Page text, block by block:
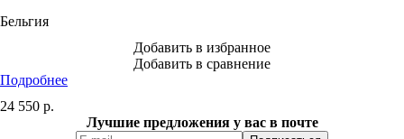
Бельгия
Добавить в избранное
Добавить в сравнение
Подробнее
24 550 р.
Лучшие предложения у вас в почте